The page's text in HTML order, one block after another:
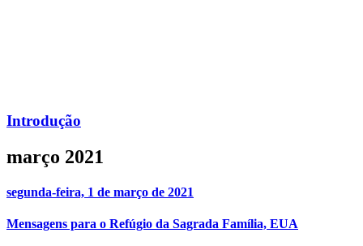
Introdução
março 2021
segunda-feira, 1 de março de 2021
Mensagens para o Refúgio da Sagrada Família, EUA